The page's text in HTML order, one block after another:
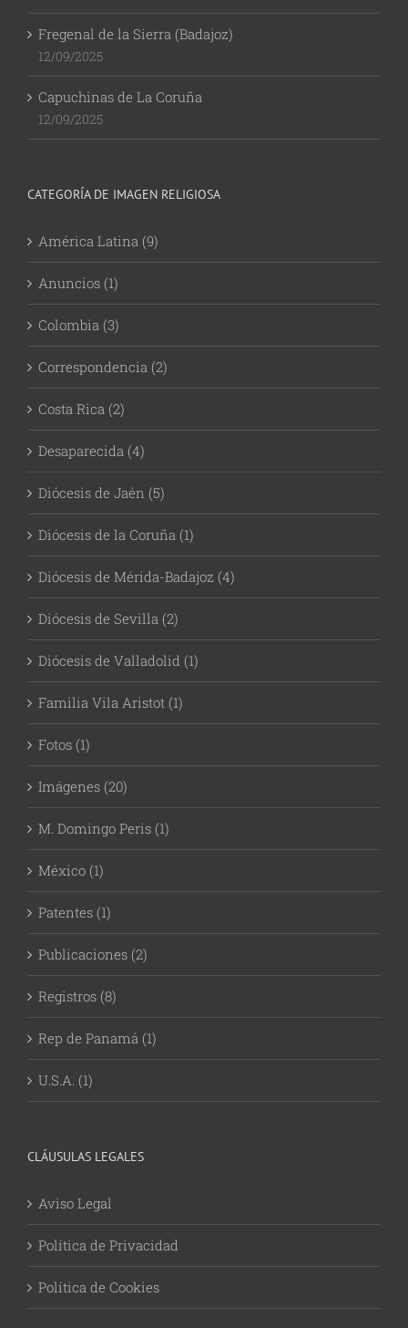
Fregenal de la Sierra (Badajoz)
12/09/2025
Capuchinas de La Coruña
12/09/2025
CATEGORÍA DE IMAGEN RELIGIOSA
América Latina (9)
Anuncios (1)
Colombia (3)
Correspondencia (2)
Costa Rica (2)
Desaparecida (4)
Diócesis de Jaén (5)
Diócesis de la Coruña (1)
Diócesis de Mérida-Badajoz (4)
Diócesis de Sevilla (2)
Diócesis de Valladolid (1)
Familia Vila Aristot (1)
Fotos (1)
Imágenes (20)
M. Domingo Peris (1)
México (1)
Patentes (1)
Publicaciones (2)
Registros (8)
Rep de Panamá (1)
U.S.A. (1)
CLÁUSULAS LEGALES
Aviso Legal
Política de Privacidad
Política de Cookies